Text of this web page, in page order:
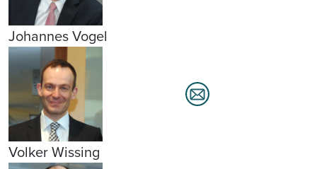
Johannes Vogel
Volker Wissing